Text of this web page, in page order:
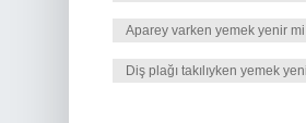
Aparey varken yemek yenir mi
Diş plağı takılıyken yemek